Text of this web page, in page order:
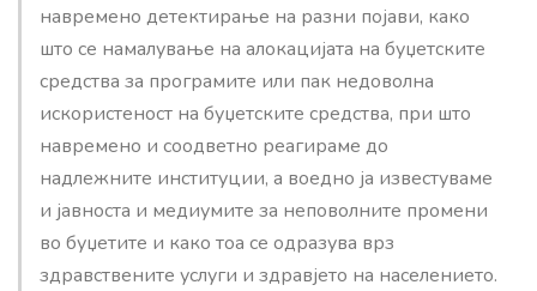
навремено детектирање на разни појави, како
што се намалување на алокацијата на буџетските
средства за програмите или пак недоволна
искористеност на буџетските средства, при што
навремено и соодветно реагираме до
надлежните институции, а воедно ја известуваме
и јавноста и медиумите за неповолните промени
во буџетите и како тоа се одразува врз
здравствените услуги и здравјето на населението.